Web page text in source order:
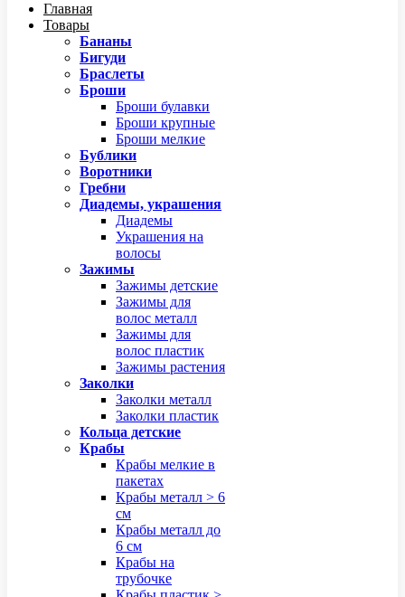
Главная
Товары
Бананы
Бигуди
Браслеты
Броши
Броши булавки
Броши крупные
Броши мелкие
Бублики
Воротники
Гребни
Диадемы, украшения
Диадемы
Украшения на
волосы
Зажимы
Зажимы детские
Зажимы для
волос металл
Зажимы для
волос пластик
Зажимы растения
Заколки
Заколки металл
Заколки пластик
Кольца детские
Крабы
Крабы мелкие в
пакетах
Крабы металл > 6
см
Крабы металл до
6 см
Крабы на
трубочке